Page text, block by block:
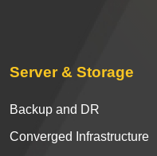
Server & Storage
Backup and DR
Converged Infrastructure